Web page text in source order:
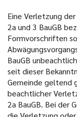
Eine Verletzung
2a und 3 BauGB
Formvorschriften
BauGB
seit dieser
Gemeinde geltend
beachtlicher
2a BauGB. Bei der